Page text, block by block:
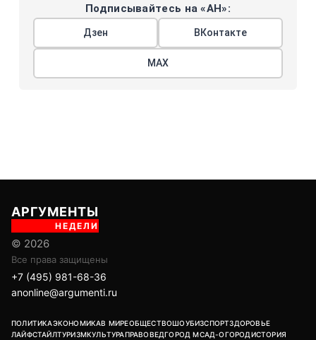
Подписывайтесь на «АН»:
Дзен ВКонтакте
МАХ
АРГУМЕНТЫ
НЕДЕЛИ
© 2026
Все права защищены
+7 (495) 981-68-36
anonline@argumenti.ru
ПОЛИТИКАЭКОНОМИКАВ МИРЕОБЩЕСТВОШОУБИЗСПОРТЗДОРОВЬЕ
ЛАЙФСТАЙЛТУРИЗМКУЛЬТУРАПРАВОВЕДГОРОД МСАД-ОГОРОДИСТОРИЯ